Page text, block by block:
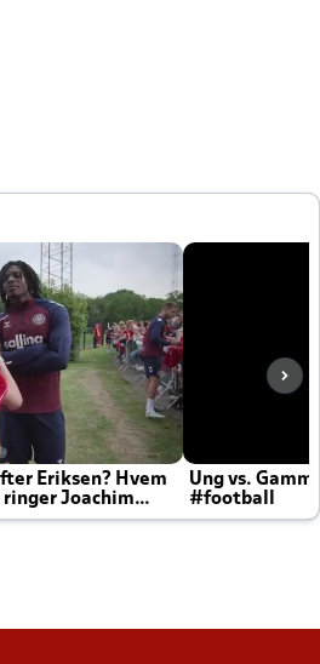
Eriksen? Hvem
Joachim
Ung vs.
#football